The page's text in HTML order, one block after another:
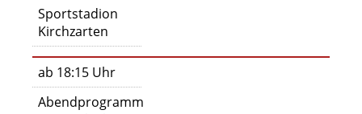
Sportstadion
Kirchzarten
ab 18:15 Uhr
Abendprogramm